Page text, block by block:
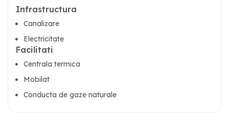
Infrastructura
Canalizare
Electricitate
Facilitati
Centrala termica
Mobilat
Conducta de gaze naturale